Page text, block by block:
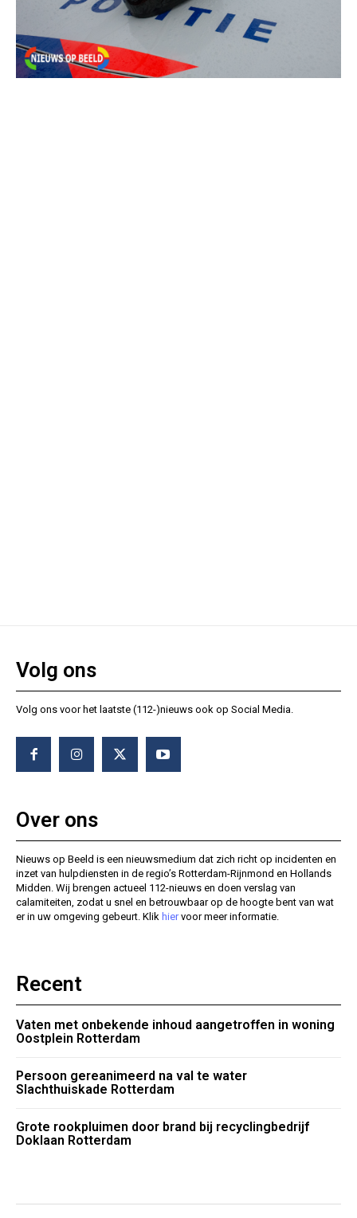
Volg ons
Volg ons voor het laatste (112-)nieuws ook op Social Media.
Over ons
Nieuws op Beeld is een nieuwsmedium dat zich richt op incidenten en
inzet van hulpdiensten in de regio’s Rotterdam-Rijnmond en Hollands
Midden. Wij brengen actueel 112-nieuws en doen verslag van
calamiteiten, zodat u snel en betrouwbaar op de hoogte bent van wat
er in uw omgeving gebeurt. Klik hiervoor meer informatie.
Recent
Vaten met onbekende inhoud aangetroffen in woning
Oostplein Rotterdam
Persoon gereanimeerd na val te water
Slachthuiskade Rotterdam
Grote rookpluimen door brand bij recyclingbedrijf
Doklaan Rotterdam